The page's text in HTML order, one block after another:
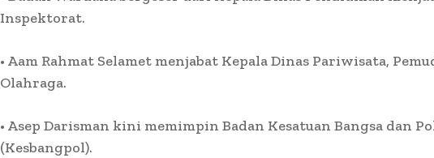
Inspektorat.
• Aam Rahmat Selamet menjabat Kepala Dinas Pariwisata,
Olahraga.
• Asep Darisman kini memimpin Badan Kesatuan Bangsa dan
(Kesbangpol).